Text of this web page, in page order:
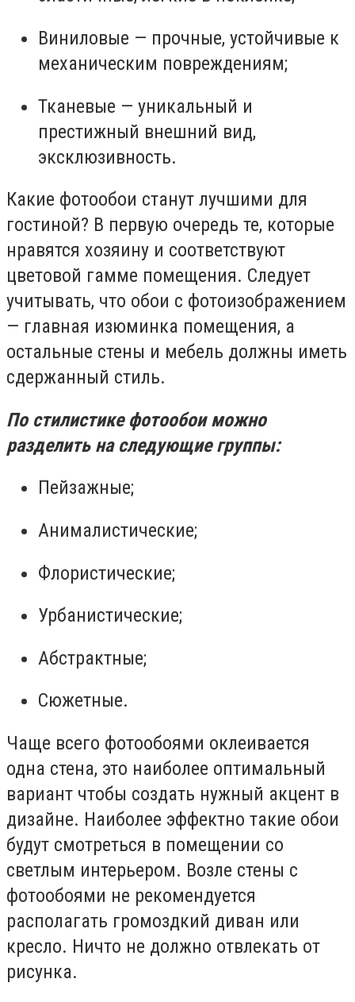
Виниловые — прочные, устойчивые к
механическим повреждениям;
Тканевые — уникальный и
престижный внешний вид,
эксклюзивность.
Какие фотообои станут лучшими для
гостиной? В первую очередь те, которые
нравятся хозяину и соответствуют
цветовой гамме помещения. Следует
учитывать, что обои с фотоизображением
— главная изюминка помещения, а
остальные стены и мебель должны иметь
сдержанный стиль.
По стилистике фотообои можно
разделить на следующие группы:
Пейзажные;
Анималистические;
Флористические;
Урбанистические;
Абстрактные;
Сюжетные.
Чаще всего фотообоями оклеивается
одна стена, это наиболее оптимальный
вариант чтобы создать нужный акцент в
дизайне. Наиболее эффектно такие обои
будут смотреться в помещении со
светлым интерьером. Возле стены с
фотообоями не рекомендуется
располагать громоздкий диван или
кресло. Ничто не должно отвлекать от
рисунка.